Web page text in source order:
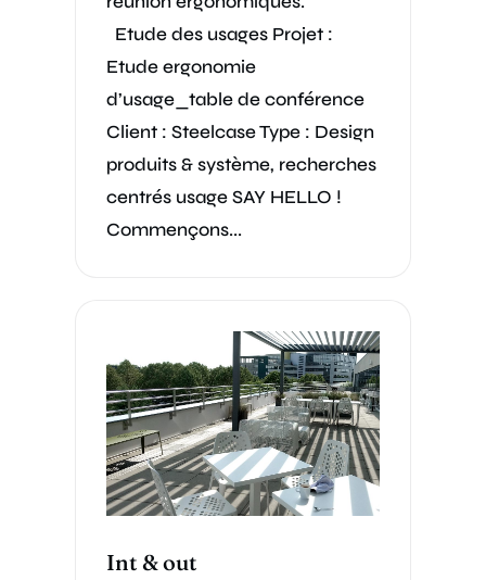
Etude des usages Projet :
Etude ergonomie
d’usage_table de conférence
Client : Steelcase Type : Design
produits & système, recherches
centrés usage SAY HELLO !
Commençons...
Int & out